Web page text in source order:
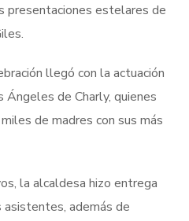
presentaciones estelares de
llegó con la actuación
de Charly, quienes
de madres con sus más
la alcaldesa hizo entrega
además de